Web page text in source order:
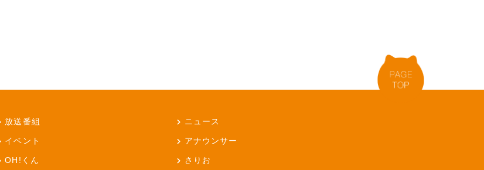
放送番組 ニュース
イベント アナウンサー
OH!くん さりお